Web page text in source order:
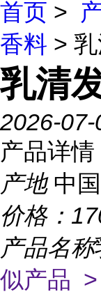
首页 >
香料 >
乳清
2026-07-
产品详情
产地 中
价格：
产品名称
似产品 >